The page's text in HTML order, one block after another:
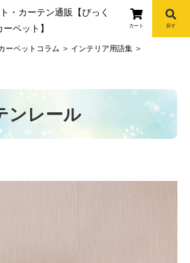
カート 探す
ーペットコラム
インテリア用語集
ンレール